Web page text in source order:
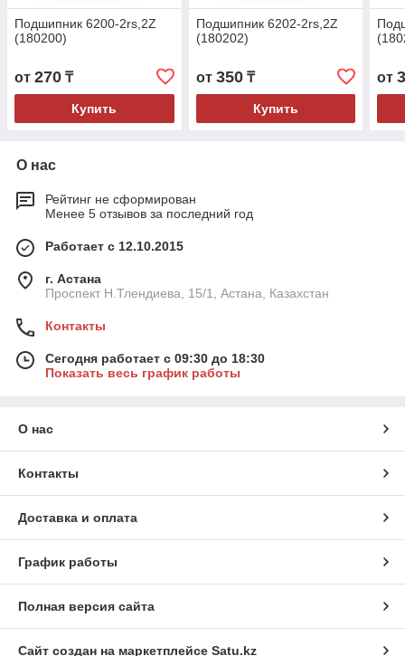
Подшипник 6200-2rs,2Z
(180200)
от 270 ₸
Купить
Подшипник 6202-2rs,2Z
(180202)
от 350₸
Купить
от
О нас
Рейтинг не сформирован
Менее 5 отзывов за последний год
Работает с 12.10.2015
г. Астана
Проспект Н.Тлендиева, 15/1, Астана, Казахстан
Контакты
Сегодня работает с 09:30 до 18:30
Показать весь график работы
О нас
Контакты
Доставка и оплата
График работы
Полная версия сайта
Сайт создан на маркетплейсе Satu.kz